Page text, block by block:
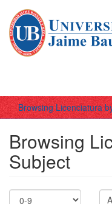
Browsing Licenciatura
Browsing
Subject